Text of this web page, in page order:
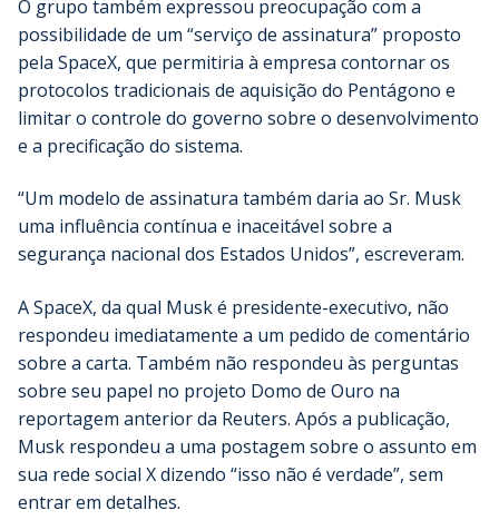
O grupo também expressou preocupação com a
possibilidade de um “serviço de assinatura” proposto
pela SpaceX, que permitiria à empresa contornar os
protocolos tradicionais de aquisição do Pentágono e
limitar o controle do governo sobre o desenvolvimento
e a precificação do sistema.
“Um modelo de assinatura também daria ao Sr. Musk
uma influência contínua e inaceitável sobre a
segurança nacional dos Estados Unidos”, escreveram.
A SpaceX, da qual Musk é presidente-executivo, não
respondeu imediatamente a um pedido de comentário
sobre a carta. Também não respondeu às perguntas
sobre seu papel no projeto Domo de Ouro na
reportagem anterior da Reuters. Após a publicação,
Musk respondeu a uma postagem sobre o assunto em
sua rede social X dizendo “isso não é verdade”, sem
entrar em detalhes.